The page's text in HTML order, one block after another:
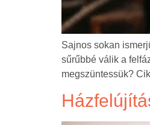
Sajnos sokan
sűrűbbé válik a
megszüntessük?